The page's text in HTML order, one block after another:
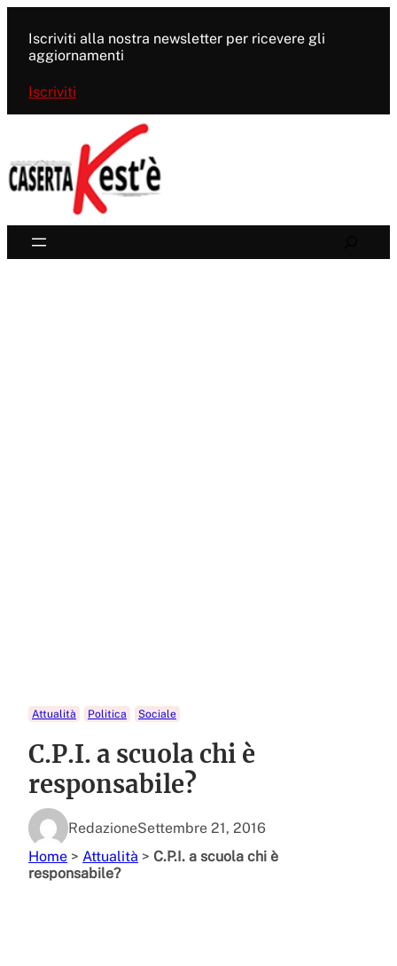
contenuto
Iscriviti alla nostra newsletter per ricevere gli
aggiornamenti
Iscriviti
Attualità Politica Sociale
C.P.I. a scuola chi è
responsabile?
RedazioneSettembre 21, 2016
Home > Attualità > C.P.I. a scuola chi è
responsabile?